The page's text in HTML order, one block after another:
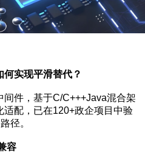
实现平滑替代？
件，基于C/C+++Java混合架
配，已在120+政企项目中验
径。
容